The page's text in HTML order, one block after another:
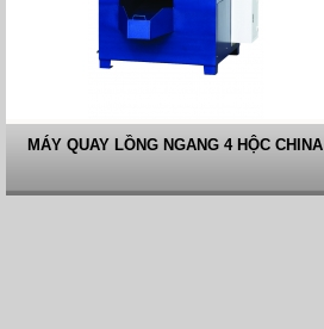
MÁY QUAY LỒNG NGANG 4 HỘC CHINA